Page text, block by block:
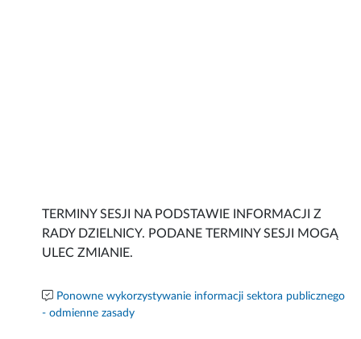
TERMINY SESJI NA PODSTAWIE INFORMACJI Z
RADY DZIELNICY. PODANE TERMINY SESJI MOGĄ
ULEC ZMIANIE.
Ponowne wykorzystywanie informacji sektora publicznego
- odmienne zasady